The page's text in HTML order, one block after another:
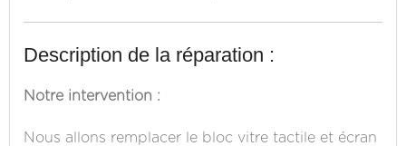
Description de la réparation :
Notre intervention :
Nous allons remplacer le bloc vitre tactile et écran